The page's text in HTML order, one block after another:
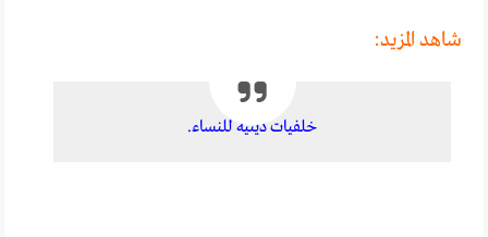
شاهد المزيد:
خلفيات دينية للنساء.